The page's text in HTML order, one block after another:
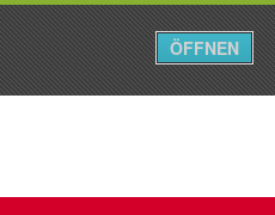
Menü
ÖFFNEN